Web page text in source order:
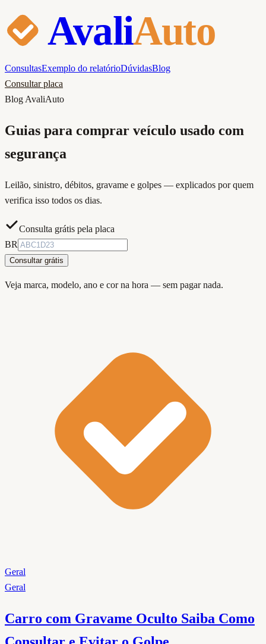
AvaliAuto
ConsultasExemplo do relatórioDúvidasBlog
Consultar placa
Blog AvaliAuto
Guias para comprar veículo usado com
segurança
Leilão, sinistro, débitos, gravame e golpes — explicados por quem
verifica isso todos os dias.
Consulta grátis pela placa
BR
Consultar grátis
Veja marca, modelo, ano e cor na hora — sem pagar nada.
Geral
Geral
Carro com Gravame Oculto Saiba Como